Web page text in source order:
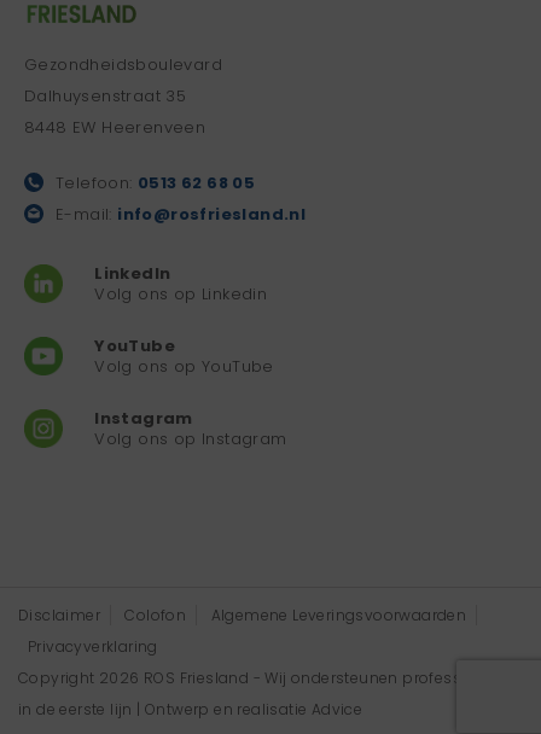
Gezondheidsboulevard
Dalhuysenstraat 35
8448 EW Heerenveen
Telefoon: 0513 62 68 05
E-mail: info@rosfriesland.nl
LinkedIn
Volg ons op Linkedin
YouTube
Volg ons op YouTube
Instagram
Volg ons op Instagram
Disclaimer Colofon
Algemene Leveringsvoorwaarden
Privacyverklaring
Copyright 2026 ROS Friesland - Wij ondersteunen professionals
in de eerste lijn | Ontwerp en realisatie Advice